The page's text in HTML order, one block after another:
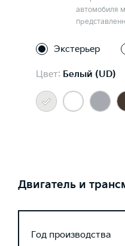
автомобиля
Экстерьер
Цвет: Белый (UD)
Двигатель и
Год производства